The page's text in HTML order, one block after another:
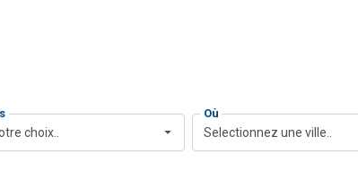
choix..
Où
Selectionnez une ville..